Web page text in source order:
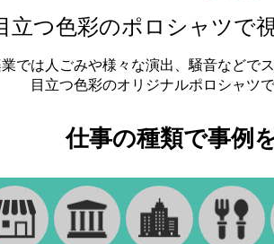
立つ色彩のポロシャツで
では人ごみや様々な演出、騒音などで
目立つ色彩のオリジナルポロシャツ
仕事の種類で事例